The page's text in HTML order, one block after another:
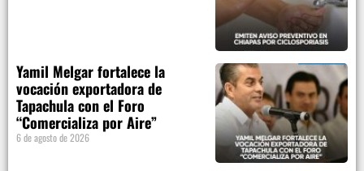
Yamil Melgar fortalece la
vocación exportadora de
Tapachula con el Foro
“Comercializa por Aire”
6 de agosto de 2026